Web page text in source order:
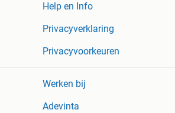
Help en Info
Privacyverklaring
Privacyvoorkeuren
Werken bij
Adevinta